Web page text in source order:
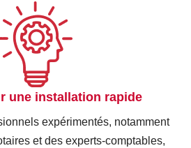
en Lituanie
29€
ANNUEL
/mois
une installation rapide
expérimentés, notamment
et des experts-comptables,